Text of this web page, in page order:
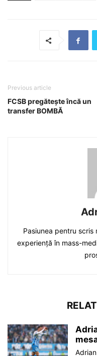
Previous article
FCSB pregătește încă un
transfer BOMBĂ
Pasiunea pentru
experiență în mass-